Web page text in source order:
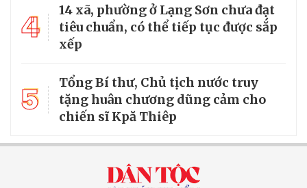
4
14 xã, phường ở Lạng Sơn chưa đạt
tiêu chuẩn, có thể tiếp tục được sắp
xếp
5
Tổng Bí thư, Chủ tịch nước truy
tặng huân chương dũng cảm cho
chiến sĩ Kpă Thiêp